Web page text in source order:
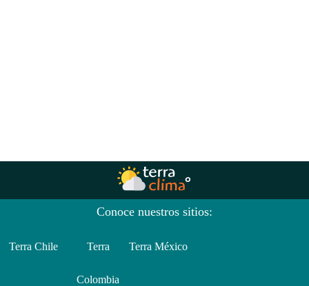
Conoce nuestros sitios:
Terra Chile Terra
Colombia
Terra México